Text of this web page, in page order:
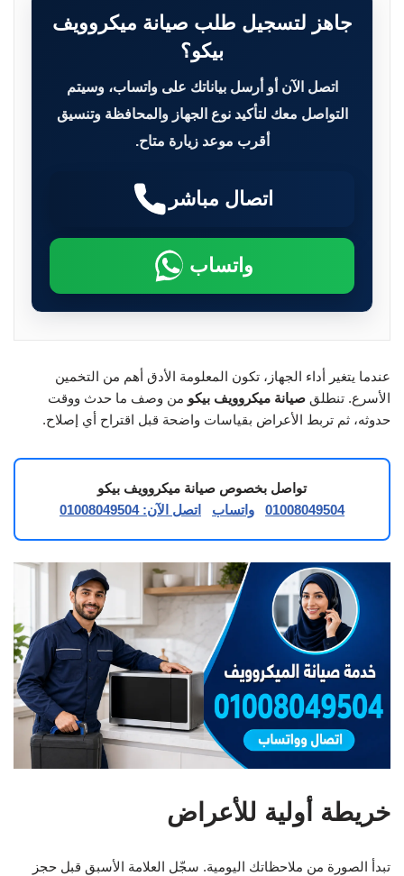
جاهز لتسجيل طلب صيانة ميكروويف
بيكو؟
اتصل الآن أو أرسل بياناتك على واتساب، وسيتم
التواصل معك لتأكيد نوع الجهاز والمحافظة وتنسيق
أقرب موعد زيارة متاح.
اتصال مباشر
واتساب
عندما يتغير أداء الجهاز، تكون المعلومة الأدق أهم من التخمين
الأسرع. تنطلق صيانة ميكروويف بيكو من وصف ما حدث ووقت
حدوثه، ثم تربط الأعراض بقياسات واضحة قبل اقتراح أي إصلاح.
تواصل بخصوص صيانة ميكروويف بيكو
01008049504
واتساب اتصل الآن: 01008049504
خريطة أولية للأعراض
تبدأ الصورة من ملاحظاتك اليومية. سجّل العلامة الأسبق قبل حجز